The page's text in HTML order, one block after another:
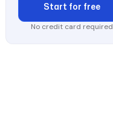
Start for free
No credit card required